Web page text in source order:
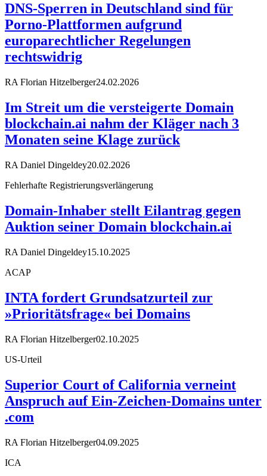
DNS-Sperren in Deutschland sind für
Porno-Plattformen aufgrund
europarechtlicher Regelungen
rechtswidrig
RA Florian Hitzelberger24.02.2026
Im Streit um die versteigerte Domain
blockchain.ai nahm der Kläger nach 3
Monaten seine Klage zurück
RA Daniel Dingeldey20.02.2026
Fehlerhafte Registrierungsverlängerung
Domain-Inhaber stellt Eilantrag gegen
Auktion seiner Domain blockchain.ai
RA Daniel Dingeldey15.10.2025
ACAP
INTA fordert Grundsatzurteil zur
»Prioritätsfrage« bei Domains
RA Florian Hitzelberger02.10.2025
US-Urteil
Superior Court of California verneint
Anspruch auf Ein-Zeichen-Domains unter
.com
RA Florian Hitzelberger04.09.2025
ICA